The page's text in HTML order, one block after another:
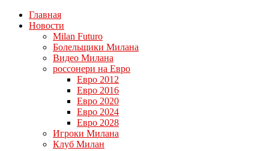
Главная
Новости
Milan Futuro
Болельщики Милана
Видео Милана
россонери на Евро
Евро 2012
Евро 2016
Евро 2020
Евро 2024
Евро 2028
Игроки Милана
Клуб Милан